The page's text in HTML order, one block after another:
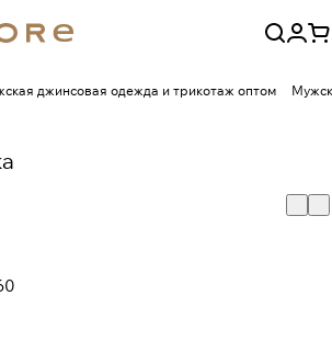
джинсовая одежда и трикотаж оптом